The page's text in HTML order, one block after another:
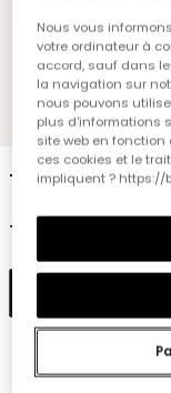
T-shirt maille
19,95 €
Nous vous
votre ordinateur à
accord, sauf dans
la navigation sur
nous pouvons
plus d'informations
site web en
ces cookies et le
impliquent ?